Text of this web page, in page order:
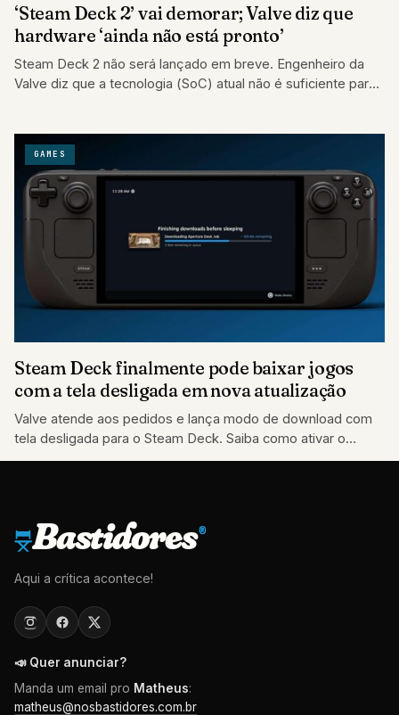
‘Steam Deck 2’ vai demorar; Valve diz que
hardware ‘ainda não está pronto’
Steam Deck 2 não será lançado em breve. Engenheiro da
Valve diz que a tecnologia (SoC) atual não é suficiente para
GAMES
Steam Deck finalmente pode baixar jogos
com a tela desligada em nova atualização
Valve atende aos pedidos e lança modo de download com
tela desligada para o Steam Deck. Saiba como ativar o
recurso e…
Bastidores®
Aqui a crítica acontece!
📣 Quer anunciar?
Manda um email pro Matheus:
matheus@nosbastidores.com.br